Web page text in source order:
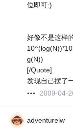
位即可:)
好像不是这样
g(N))
[/Quote]
发现自己摆了
2009-04-
adventurelw